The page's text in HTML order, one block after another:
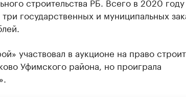
государственных и муниципальных
участвовал в аукционе на право
Уфимского района, но проиграла